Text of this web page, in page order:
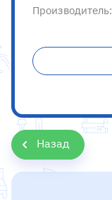
Производитель:
Назад